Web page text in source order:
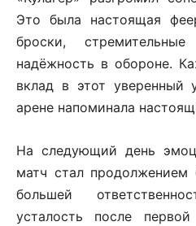
Это была настоящая
броски,
надёжность в обороне.
вклад в этот уверенный
арене напоминала
На следующий день
матч стал
большей
усталость после